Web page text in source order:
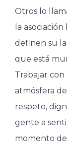
Otros lo
la
definen su
que está
Trabajar
atmósfera
respeto,
gente a
momento